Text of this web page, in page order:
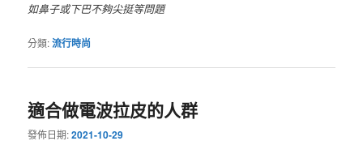
如鼻子或下巴不夠尖挺等問題
分類:流行時尚
適合做電波拉皮的人群
發佈日期:2021-10-29